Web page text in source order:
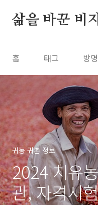
삶을 바꾼 비
홈 태그 방
귀농 귀촌 정보
2024 치유
관, 자격시